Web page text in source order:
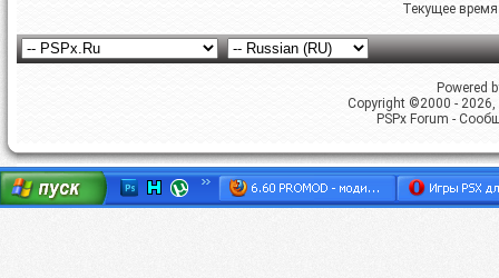
Текущее
Powered
Copyright ©2000 -
PSPx Forum -